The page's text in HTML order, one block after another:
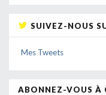
SUIVEZ-NOUS
Mes Tweets
ABONNEZ-VOUS À